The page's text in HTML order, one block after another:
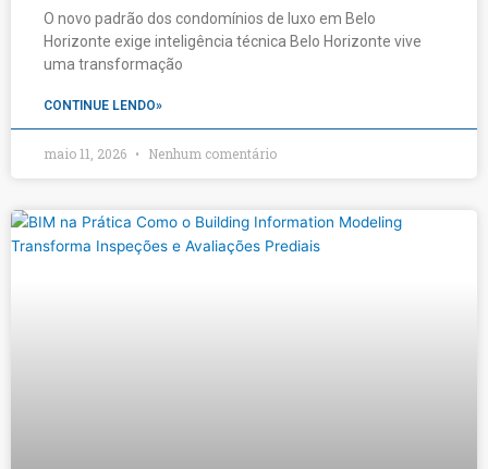
O novo padrão dos condomínios de luxo em Belo
Horizonte exige inteligência técnica Belo Horizonte vive
uma transformação
CONTINUE LENDO»
maio 11, 2026 Nenhum comentário